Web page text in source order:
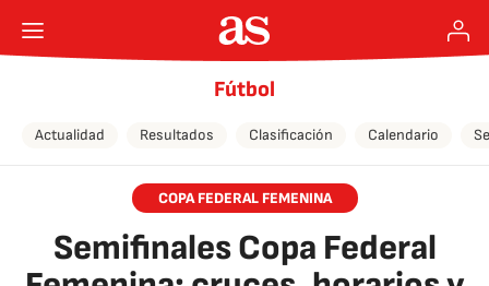
Fútbol
Actualidad Resultados Clasificación Calendario
COPA FEDERAL FEMENINA
Semifinales Copa Federal